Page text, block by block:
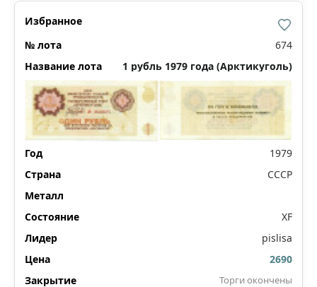
674
1 рубль 1979 года (Арктикуголь)
1979
СССР
XF
pislisa
2690
Торги окончены